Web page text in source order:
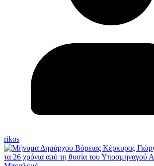
rikos